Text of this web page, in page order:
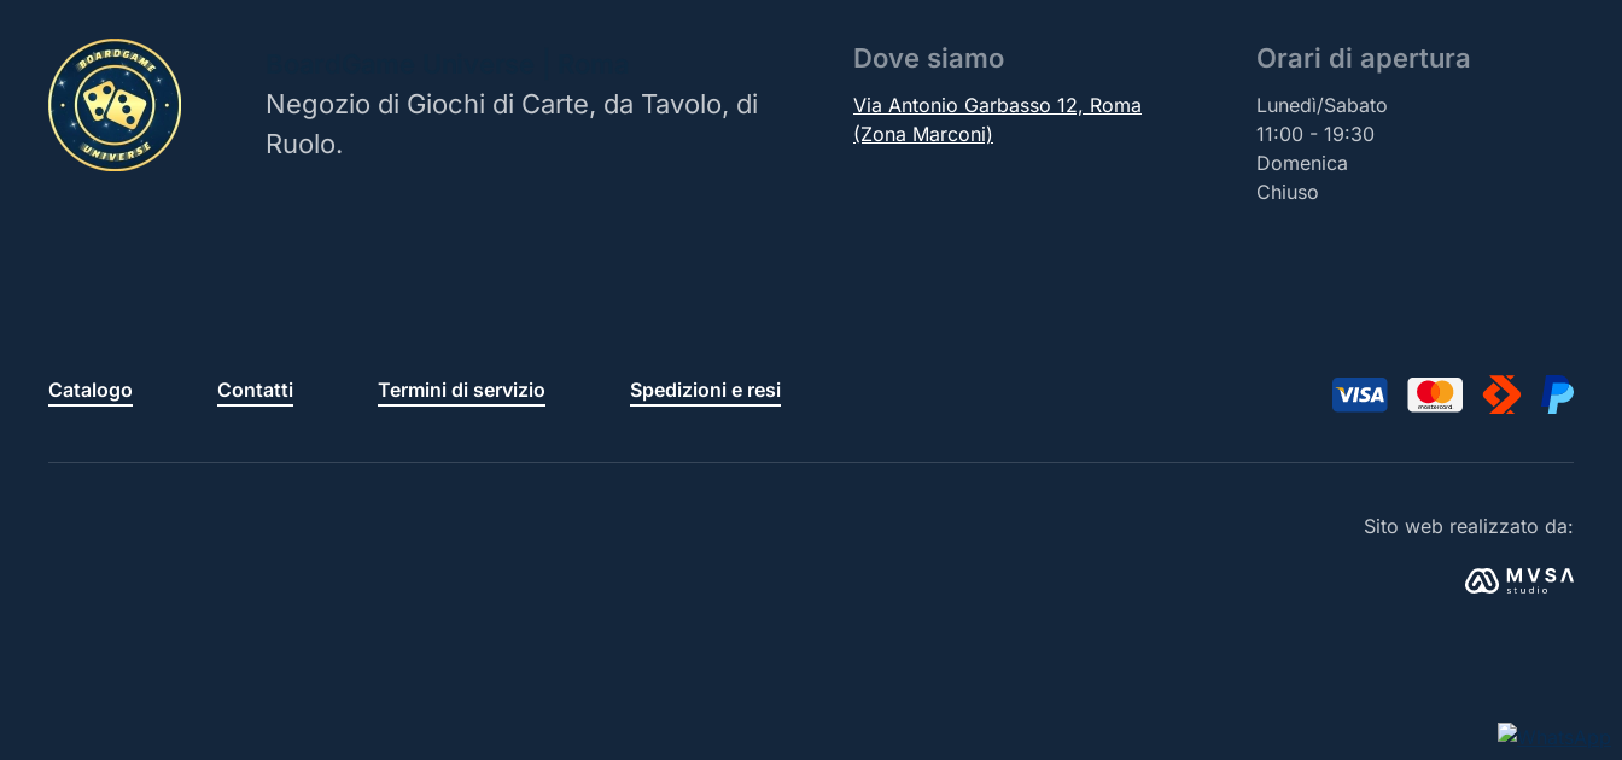
Negozio di Giochi di Carte, da Tavolo, di
Ruolo.
Dove siamo
Via Antonio Garbasso 12, Roma
(Zona Marconi)
Orari di apertura
Lunedì/Sabato
11:00 - 19:30
Domenica
Chiuso
Catalogo Contatti Termini di servizio Spedizioni e resi
Sito web realizzato da: